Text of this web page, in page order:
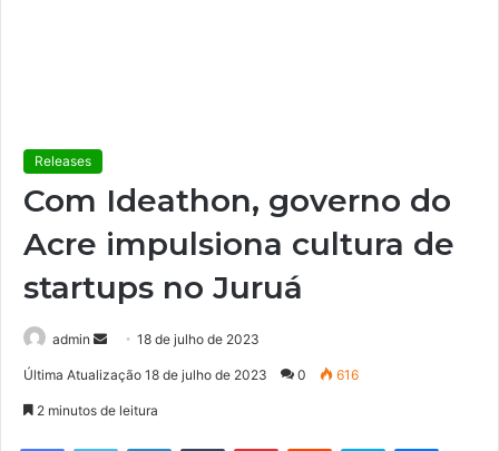
Releases
Com Ideathon, governo do
Acre impulsiona cultura de
startups no Juruá
admin
d
e
18 de julho de 2023
Última Atualização 18 de julho de 2023 0 616
2 minutos de leitura